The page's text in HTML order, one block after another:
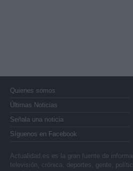
Quienes somos
Últimas Noticias
Señala una noticia
Síguenos en Facebook
Actualidad.es es la gran fuente de
televisión, crónica, deportes, gente,